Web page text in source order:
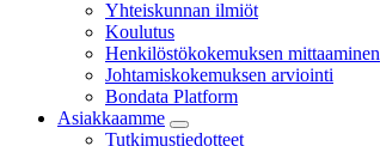
Yhteiskunnan ilmiöt
Koulutus
Henkilöstökokemuksen mittaaminen
Johtamiskokemuksen arviointi
Bondata Platform
Asiakkaamme
Tutkimustiedotteet